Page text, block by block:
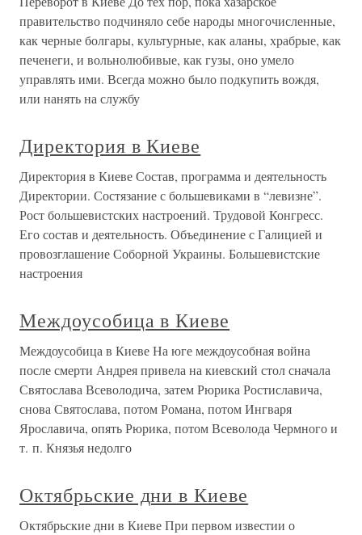
правительство подчиняло себе народы многочисленные,
как черные болгары, культурные, как аланы, храбрые, как
печенеги, и вольнолюбивые, как гузы, оно умело
управлять ими. Всегда можно было подкупить вождя,
или нанять на службу
Директория в Киеве
Директория в Киеве Состав, программа и деятельность
Директории. Состязание с большевиками в “левизне”.
Рост большевистских настроений. Трудовой Конгресс.
Его состав и деятельность. Объединение с Галицией и
провозглашение Соборной Украины. Большевистские
настроения
Междоусобица в Киеве
Междоусобица в Киеве На юге междоусобная война
после смерти Андрея привела на киевский стол сначала
Святослава Всеволодича, затем Рюрика Ростиславича,
снова Святослава, потом Романа, потом Ингваря
Ярославича, опять Рюрика, потом Всеволода Чермного и
т. п. Князья недолго
Октябрьские дни в Киеве
Октябрьские дни в Киеве При первом известии о